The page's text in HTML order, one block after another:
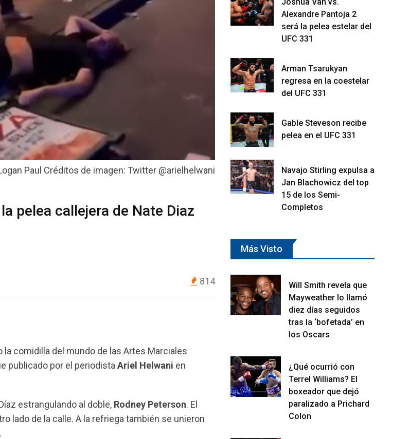
Paul Créditos de imagen: Twitter @arielhelwani
pelea callejera de Nate Diaz
814
la comidilla del mundo de las Artes Marciales
publicado por el periodista Ariel Helwani en
estrangulando al doble, Rodney Peterson. El
lado de la calle. A la refriega también se unieron
Alexandre Pantoja 2
será la pelea estelar del
UFC 331
Arman Tsarukyan
regresa en la coestelar
del UFC 331
Gable Steveson recibe
pelea en el UFC 331
Navajo Stirling expulsa a
Jan Blachowicz del top
15 de los Semi-
Completos
Más Visto
Will Smith revela que
Mayweather lo llamó
diez días seguidos
tras la ‘bofetada’ en
los Oscars
¿Qué ocurrió con
Terrel Williams? El
boxeador que dejó
paralizado a Prichard
Colon